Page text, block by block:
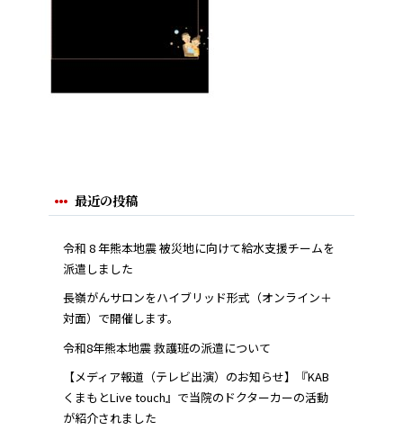
最近の投稿
令和 8 年熊本地震 被災地に向けて給水支援チームを
派遣しました
長嶺がんサロンをハイブリッド形式（オンライン＋
対面）で開催します。
令和8年熊本地震 救護班の派遣について
【メディア報道（テレビ出演）のお知らせ】『KAB
くまもとLive touch』で当院のドクターカーの活動
が紹介されました